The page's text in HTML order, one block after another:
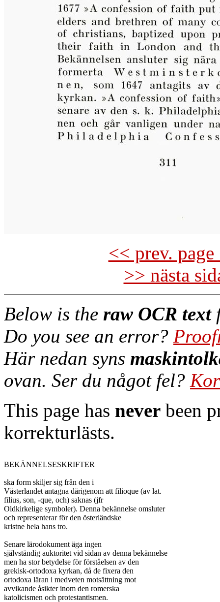
<< prev.
>> nästa
Below is the raw OCR text
Do you see an error?
Här nedan syns
ovan. Ser du något fel?
This page has never been
korrekturlästs.
BEKÄNNELSESKRIFTER
ska form skiljer sig från den i
Västerlandet antagna därigenom att filioque (av lat.
filius, son, -que, och) saknas (jfr
Oldkirkelige symboler). Denna bekännelse omsluter
och representerar för den österländske
kristne hela hans tro.
Senare lärodokument äga ingen
självständig auktoritet vid sidan av denna bekännelse
men ha stor betydelse för förståelsen av den
grekisk-ortodoxa kyrkan, då de fixera den
ortodoxa läran i medveten motsättning mot
avvikande åsikter inom den romerska
katolicismen och protestantismen.